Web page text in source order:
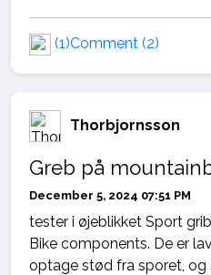
(1)Comment (2)
Thorbjornsson
Greb på
December 5, 2024 07:51 PM
tester i øjeblikket Sport
Bike components. De er
optage stød fra sporet, og